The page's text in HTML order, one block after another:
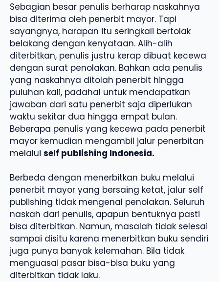
Sebagian besar penulis berharap naskahnya
bisa diterima oleh penerbit mayor. Tapi
sayangnya, harapan itu seringkali bertolak
belakang dengan kenyataan. Alih-alih
diterbitkan, penulis justru kerap dibuat kecewa
dengan surat penolakan. Bahkan ada penulis
yang naskahnya ditolah penerbit hingga
puluhan kali, padahal untuk mendapatkan
jawaban dari satu penerbit saja diperlukan
waktu sekitar dua hingga empat bulan.
Beberapa penulis yang kecewa pada penerbit
mayor kemudian mengambil jalur penerbitan
melalui self publishing Indonesia.
Berbeda dengan menerbitkan buku melalui
penerbit mayor yang bersaing ketat, jalur self
publishing tidak mengenal penolakan. Seluruh
naskah dari penulis, apapun bentuknya pasti
bisa diterbitkan. Namun, masalah tidak selesai
sampai disitu karena menerbitkan buku sendiri
juga punya banyak kelemahan. Bila tidak
menguasai pasar bisa-bisa buku yang
diterbitkan tidak laku.